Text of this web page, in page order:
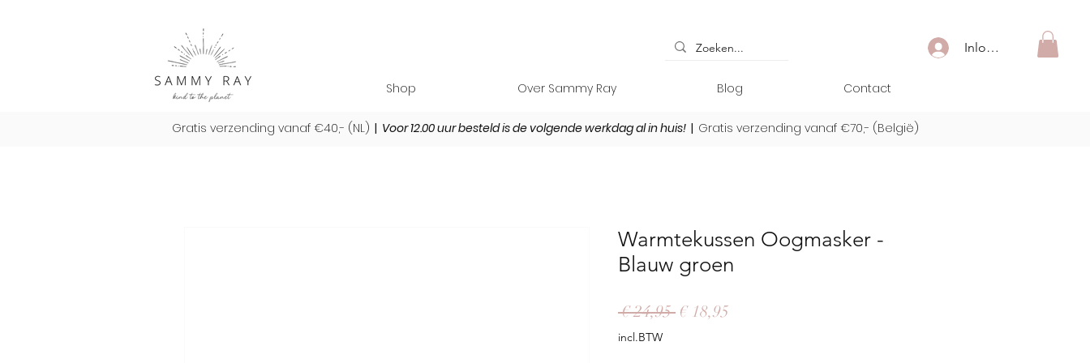
Inloggen
Shop Over Sammy Ray Blog Contact
Warmtekussen Oogmasker -
Blauw groen
€ 24,95 Normale
€ 18,95
incl.BTW
Gratis verzending vanaf €40,- (NL) | Voor 12.00 uur besteld is de volgende werkdag al in huis!| Gratis verzending vanaf €70,- (België)